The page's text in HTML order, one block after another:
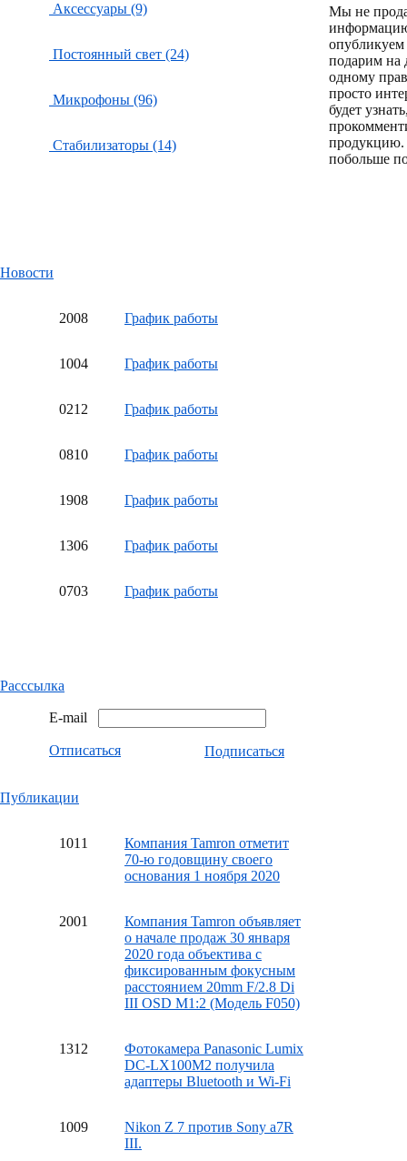
Аксессуары (9)
Постоянный свет (24)
Микрофоны (96)
Стабилизаторы (14)
Новости
2008 График работы
1004 График работы
0212 График работы
0810 График работы
1908 График работы
1306 График работы
0703 График работы
Расссылка
E-mail
Отписаться Подписаться
Публикации
1011
Компания Tamron отметит
70-ю годовщину своего
основания 1 ноября 2020
2001
Компания Tamron объявляет
о начале продаж 30 января
2020 года объектива с
фиксированным фокусным
расстоянием 20mm F/2.8 Di
III OSD M1:2 (Модель F050)
1312
Фотокамера Panasonic Lumix
DC-LX100M2 получила
адаптеры Bluetooth и Wi-Fi
1009
Nikon Z 7 против Sony a7R
III.
Мы не
опубликуем
подарим на
одному
просто
будет
продукцию.
побольше